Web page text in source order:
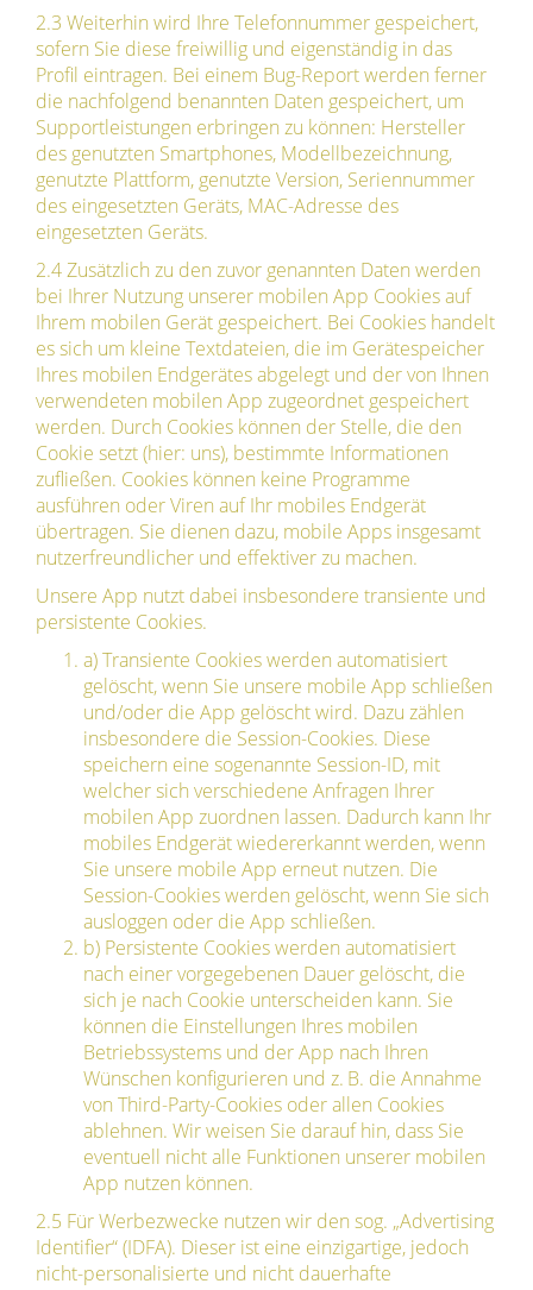
2.3 Weiterhin wird Ihre Telefonnummer gespeichert,
sofern Sie diese freiwillig und eigenständig in das
Profil eintragen. Bei einem Bug-Report werden ferner
die nachfolgend benannten Daten gespeichert, um
Supportleistungen erbringen zu können: Hersteller
des genutzten Smartphones, Modellbezeichnung,
genutzte Plattform, genutzte Version, Seriennummer
des eingesetzten Geräts, MAC-Adresse des
eingesetzten Geräts.
2.4 Zusätzlich zu den zuvor genannten Daten werden
bei Ihrer Nutzung unserer mobilen App Cookies auf
Ihrem mobilen Gerät gespeichert. Bei Cookies handelt
es sich um kleine Textdateien, die im Gerätespeicher
Ihres mobilen Endgerätes abgelegt und der von Ihnen
verwendeten mobilen App zugeordnet gespeichert
werden. Durch Cookies können der Stelle, die den
Cookie setzt (hier: uns), bestimmte Informationen
zufließen. Cookies können keine Programme
ausführen oder Viren auf Ihr mobiles Endgerät
übertragen. Sie dienen dazu, mobile Apps insgesamt
nutzerfreundlicher und effektiver zu machen.
Unsere App nutzt dabei insbesondere transiente und
persistente Cookies.
a) Transiente Cookies werden automatisiert
gelöscht, wenn Sie unsere mobile App schließen
und/oder die App gelöscht wird. Dazu zählen
insbesondere die Session-Cookies. Diese
speichern eine sogenannte Session-ID, mit
welcher sich verschiedene Anfragen Ihrer
mobilen App zuordnen lassen. Dadurch kann Ihr
mobiles Endgerät wiedererkannt werden, wenn
Sie unsere mobile App erneut nutzen. Die
Session-Cookies werden gelöscht, wenn Sie sich
ausloggen oder die App schließen.
b) Persistente Cookies werden automatisiert
nach einer vorgegebenen Dauer gelöscht, die
sich je nach Cookie unterscheiden kann. Sie
können die Einstellungen Ihres mobilen
Betriebssystems und der App nach Ihren
Wünschen konfigurieren und z. B. die Annahme
von Third-Party-Cookies oder allen Cookies
ablehnen. Wir weisen Sie darauf hin, dass Sie
eventuell nicht alle Funktionen unserer mobilen
App nutzen können.
2.5 Für Werbezwecke nutzen wir den sog. „Advertising
Identifier“ (IDFA). Dieser ist eine einzigartige, jedoch
nicht-personalisierte und nicht dauerhafte